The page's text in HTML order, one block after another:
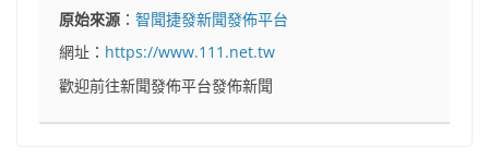
原始來源 ：智聞捷發新聞發佈平台
網址： https://www.111.net.tw
歡迎前往新聞發佈平台發佈新聞